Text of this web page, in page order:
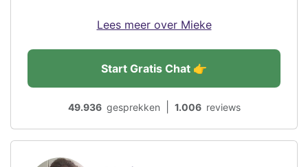
1.006 reviews
49.936 gesprekken
Start Gratis Chat 👉
Lees meer over Mieke